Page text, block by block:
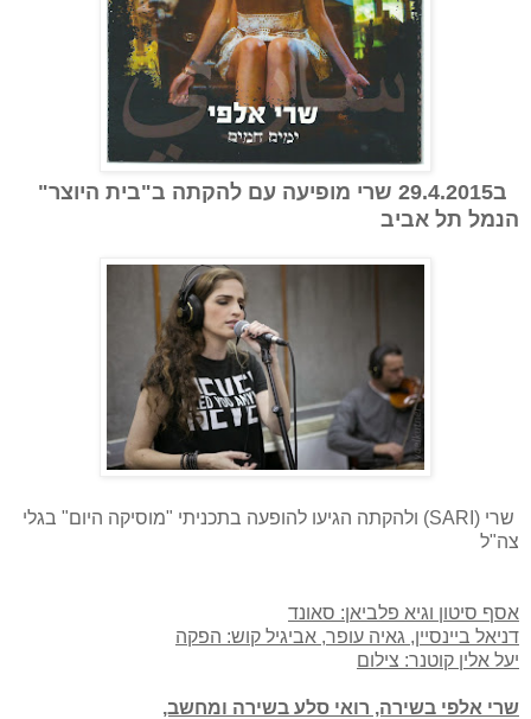
ב29.4.2015 שרי מופיעה עם להקתה ב"בית היוצר"
הנמל תל אביב
שרי (SARI) ולהקתה הגיעו להופעה בתכניתי "מוסיקה היום" בגלי
צה"ל
אסף סיטון וגיא פלביאן: סאונד
דניאל ביינסיין, גאיה עופר, אביגיל קוש: הפקה
יעל אלין קוטנר: צילום
שרי אלפי בשירה, רואי סלע בשירה ומחשב,